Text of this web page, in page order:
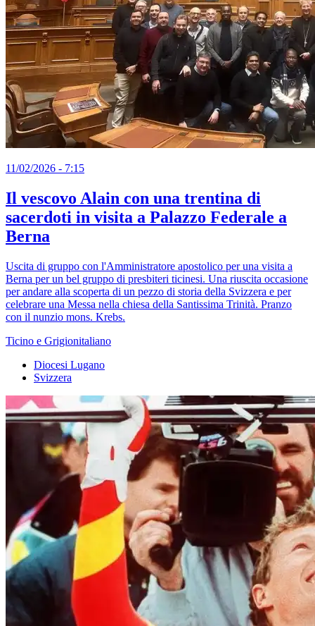
11/02/2026 - 7:15
Il vescovo Alain con una trentina di
sacerdoti in visita a Palazzo Federale a
Berna
Uscita di gruppo con l'Amministratore apostolico per una visita a
Berna per un bel gruppo di presbiteri ticinesi. Una riuscita occasione
per andare alla scoperta di un pezzo di storia della Svizzera e per
celebrare una Messa nella chiesa della Santissima Trinità. Pranzo
con il nunzio mons. Krebs.
Ticino e Grigionitaliano
Diocesi Lugano
Svizzera